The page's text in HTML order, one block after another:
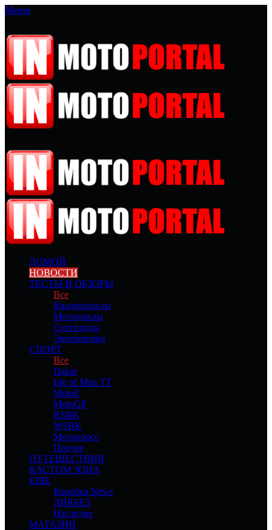
Меню
ДОМОЙ
НОВОСТИ
ТЕСТЫ И ОБЗОРЫ
Все
Квадроциклы
Мотоциклы
Снегоходы
Экипировка
СПОРТ
Все
Dakar
Isle of Man TT
MotoE
MotoGP
RSBK
WSBK
Мотокросс
Прочее
ПУТЕШЕСТВИЯ
КАСТОМ ЗОНА
ЕЩЕ
Коробка News
ЛИКБЕЗ
Наследие
МАГАЗИН